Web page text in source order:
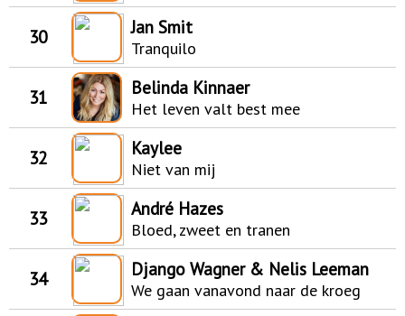
30 Jan Smit
Tranquilo
31 Belinda Kinnaer
Het leven valt best mee
32 Kaylee
Niet van mij
33 André Hazes
Bloed, zweet en tranen
34 Django Wagner & Nelis Leeman
We gaan vanavond naar de kroeg